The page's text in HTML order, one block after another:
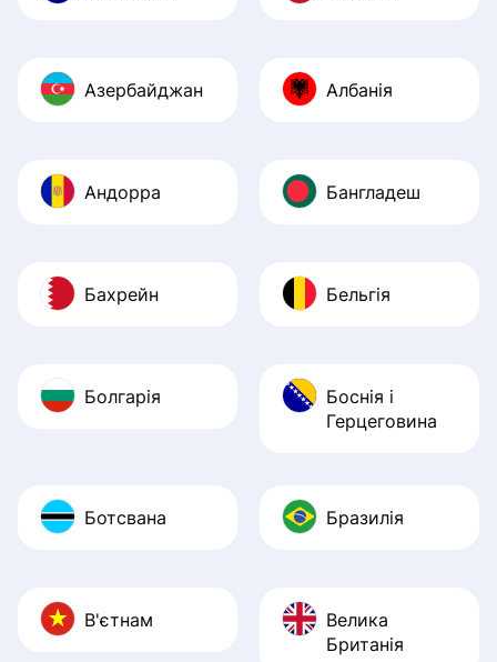
Азербайджан Албанія
Андорра Бангладеш
Бахрейн Бельгія
Болгарія
Боснія і
Герцеговина
Ботсвана Бразилія
В'єтнам
Велика
Британія